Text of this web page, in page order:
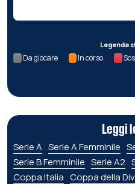
Legenda
Da giocare In corso
Leggi
Serie A Serie A Femminile
Serie B Femminile Serie A2
Coppa Italia Coppa della